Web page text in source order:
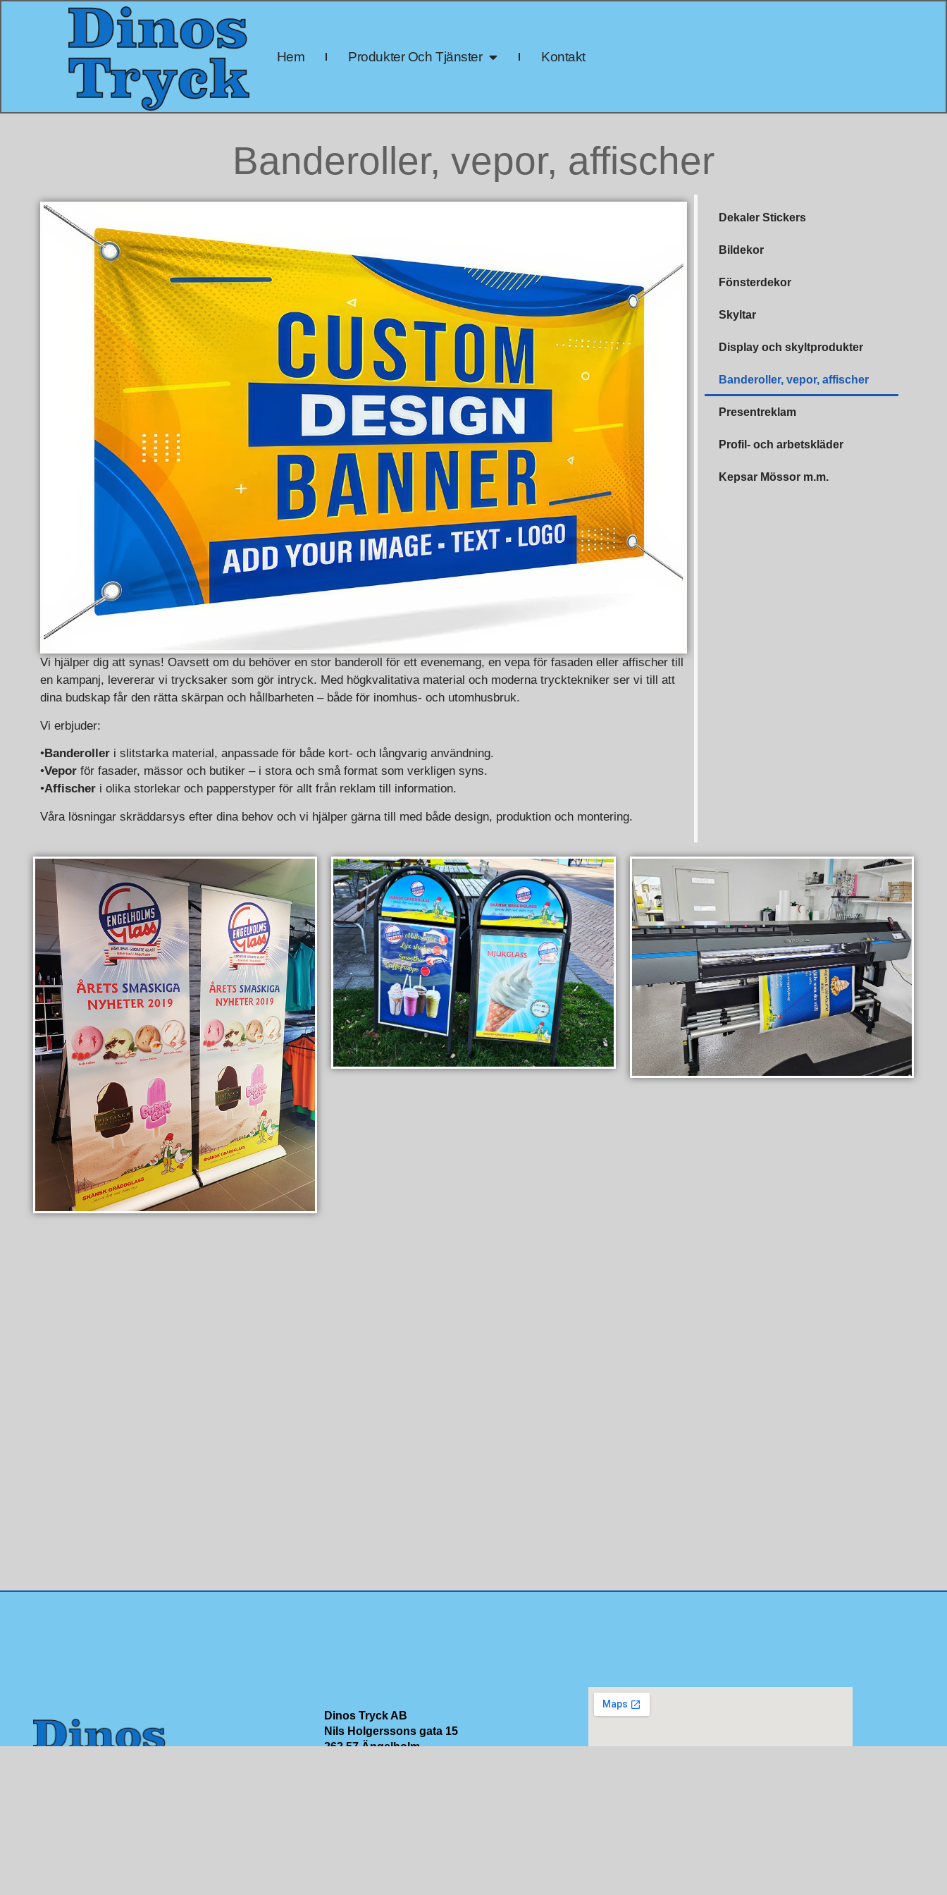
Hem Produkter Och Tjänster Kontakt
Banderoller, vepor, affischer
Vi hjälper dig att synas! Oavsett om du behöver en stor banderoll för ett evenemang, en vepa för fasaden eller affischer till
en kampanj, levererar vi trycksaker som gör intryck. Med högkvalitativa material och moderna trycktekniker ser vi till att
dina budskap får den rätta skärpan och hållbarheten – både för inomhus- och utomhusbruk.
Vi erbjuder:
•Banderoller i slitstarka material, anpassade för både kort- och långvarig användning.
•Vepor för fasader, mässor och butiker – i stora och små format som verkligen syns.
•Affischer i olika storlekar och papperstyper för allt från reklam till information.
Våra lösningar skräddarsys efter dina behov och vi hjälper gärna till med både design, produktion och montering.
Dekaler Stickers
Bildekor
Fönsterdekor
Skyltar
Display och skyltprodukter
Banderoller, vepor, affischer
Presentreklam
Profil- och arbetskläder
Kepsar Mössor m.m.
Dinos Tryck AB
Nils Holgerssons gata 15
262 57 Ängelholm